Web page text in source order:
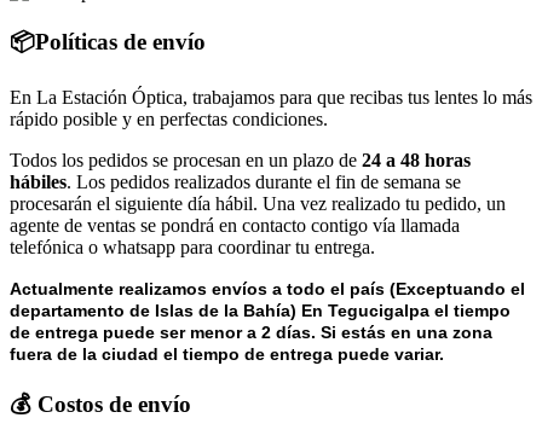
📦Políticas de envío
En La Estación Óptica, trabajamos para que recibas tus lentes lo más
rápido posible y en perfectas condiciones.
Todos los pedidos se procesan en un plazo de 24 a 48 horas
hábiles. Los pedidos realizados durante el fin de semana se
procesarán el siguiente día hábil. Una vez realizado tu pedido, un
agente de ventas se pondrá en contacto contigo vía llamada
telefónica o whatsapp para coordinar tu entrega.
Actualmente realizamos envíos a todo el país (Exceptuando el
departamento de Islas de la Bahía) En Tegucigalpa el tiempo
de entrega puede ser menor a 2 días. Si estás en una zona
fuera de la ciudad el tiempo de entrega puede variar.
💰 Costos de envío